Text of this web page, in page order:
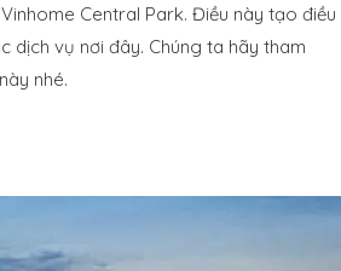
Central Park. Điều này tạo điều
dịch vụ nơi đây. Chúng ta hãy tham
nhé.